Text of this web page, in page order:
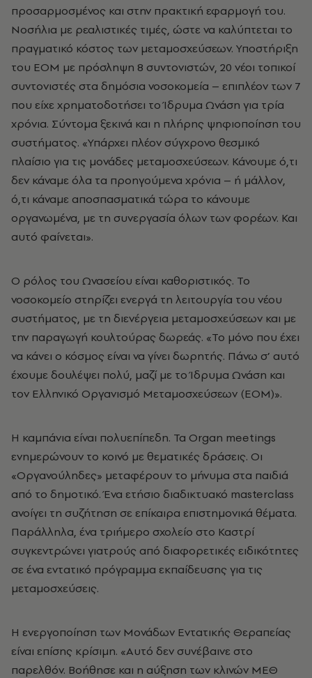
προσαρμοσμένος και στην πρακτική εφαρμογή του.
Νοσήλια με ρεαλιστικές τιμές, ώστε να καλύπτεται το
πραγματικό κόστος των μεταμοσχεύσεων. Υποστήριξη
του ΕΟΜ με πρόσληψη 8 συντονιστών, 20 νέοι τοπικοί
συντονιστές στα δημόσια νοσοκομεία – επιπλέον των 7
που είχε χρηματοδοτήσει το Ίδρυμα Ωνάση για τρία
χρόνια. Σύντομα ξεκινά και η πλήρης ψηφιοποίηση του
συστήματος. «Υπάρχει πλέον σύγχρονο θεσμικό
πλαίσιο για τις μονάδες μεταμοσχεύσεων. Κάνουμε ό,τι
δεν κάναμε όλα τα προηγούμενα χρόνια – ή μάλλον,
ό,τι κάναμε αποσπασματικά τώρα το κάνουμε
οργανωμένα, με τη συνεργασία όλων των φορέων. Και
αυτό φαίνεται».
Ο ρόλος του Ωνασείου είναι καθοριστικός. Το
νοσοκομείο στηρίζει ενεργά τη λειτουργία του νέου
συστήματος, με τη διενέργεια μεταμοσχεύσεων και με
την παραγωγή κουλτούρας δωρεάς. «Το μόνο που έχει
να κάνει ο κόσμος είναι να γίνει δωρητής. Πάνω σ’ αυτό
έχουμε δουλέψει πολύ, μαζί με το Ίδρυμα Ωνάση και
τον Ελληνικό Οργανισμό Μεταμοσχεύσεων (ΕΟΜ)».
Η καμπάνια είναι πολυεπίπεδη. Τα Organ meetings
ενημερώνουν το κοινό με θεματικές δράσεις. Οι
«Οργανούληδες» μεταφέρουν το μήνυμα στα παιδιά
από το δημοτικό. Ένα ετήσιο διαδικτυακό masterclass
ανοίγει τη συζήτηση σε επίκαιρα επιστημονικά θέματα.
Παράλληλα, ένα τριήμερο σχολείο στο Καστρί
συγκεντρώνει γιατρούς από διαφορετικές ειδικότητες
σε ένα εντατικό πρόγραμμα εκπαίδευσης για τις
μεταμοσχεύσεις.
Η ενεργοποίηση των Μονάδων Εντατικής Θεραπείας
είναι επίσης κρίσιμη. «Αυτό δεν συνέβαινε στο
παρελθόν. Βοήθησε και η αύξηση των κλινών ΜΕΘ